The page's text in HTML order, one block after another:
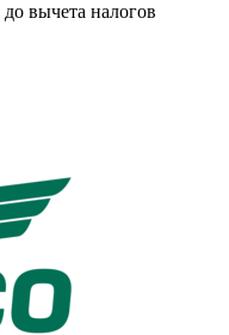
до вычета налогов